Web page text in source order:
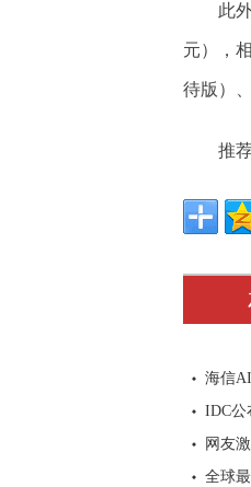
此
元），
待版）
推
海信
IDC公
网友
全球